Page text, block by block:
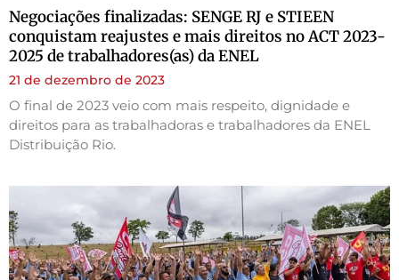
Negociações finalizadas: SENGE RJ e STIEEN
conquistam reajustes e mais direitos no ACT 2023-
2025 de trabalhadores(as) da ENEL
21 de dezembro de 2023
O final de 2023 veio com mais respeito, dignidade e
direitos para as trabalhadoras e trabalhadores da ENEL
Distribuição Rio.